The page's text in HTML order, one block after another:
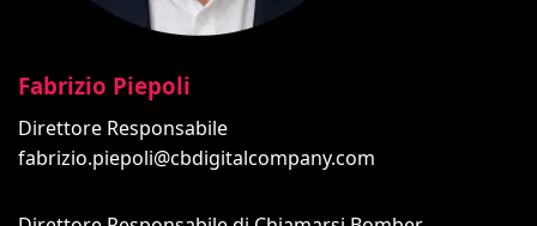
Fabrizio Piepoli
Direttore Responsabile
fabrizio.piepoli@cbdigitalcompany.com